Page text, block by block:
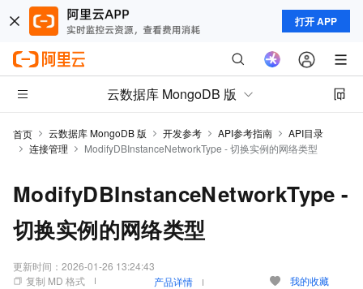
打开 APP
云数据库 MongoDB 版
首页 云数据库 MongoDB 版 开发参考 API参考指南
API目录
连接管理
ModifyDBInstanceNetworkType - 切换实例的网络类型
ModifyDBInstanceNetworkType -
切换实例的网络类型
更新时间： 2026-01-26 13:24:43
复制 MD 格式
产品详情 我的收藏